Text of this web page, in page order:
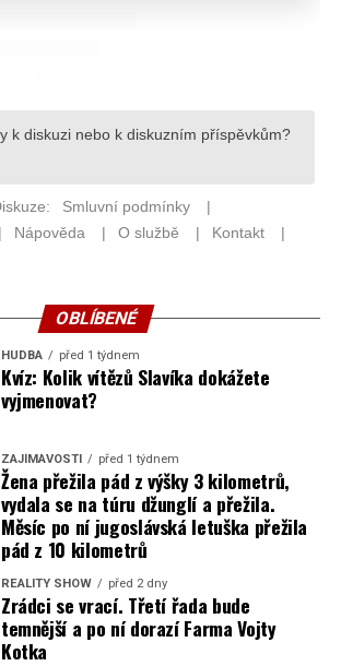
OBLÍBENÉ
HUDBA před 1 týdnem
Kvíz: Kolik vítězů Slavíka dokážete
vyjmenovat?
ZAJÍMAVOSTI před 1 týdnem
Žena přežila pád z výšky 3 kilometrů,
vydala se na túru džunglí a přežila.
Měsíc po ní jugoslávská letuška přežila
pád z 10 kilometrů
REALITY SHOW před 2 dny
Zrádci se vrací. Třetí řada bude
temnější a po ní dorazí Farma Vojty
Kotka